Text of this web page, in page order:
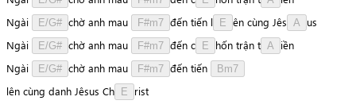
Ngài
E/G# chờ anh mau F#m7 đến tiến l E ên cùng Jês A us
Ngài
E/G# chờ anh mau F#m7 đến c E hốn trận t A iền
Ngài
E/G# chờ anh mau F#m7 đến tiến Bm7
lên cùng danh Jêsus Ch E rist